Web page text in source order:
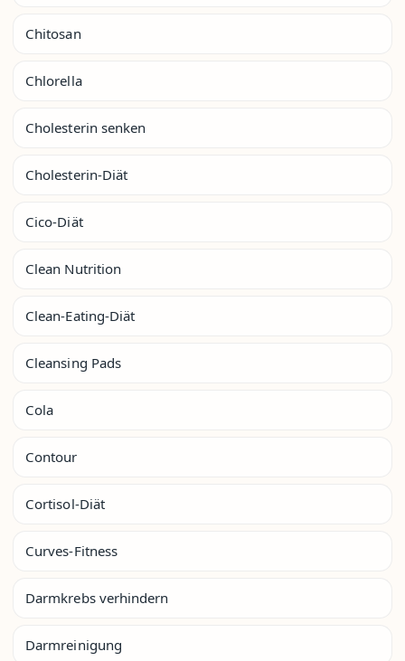
Chitosan
Chlorella
Cholesterin senken
Cholesterin-Diät
Cico-Diät
Clean Nutrition
Clean-Eating-Diät
Cleansing Pads
Cola
Contour
Cortisol-Diät
Curves-Fitness
Darmkrebs verhindern
Darmreinigung